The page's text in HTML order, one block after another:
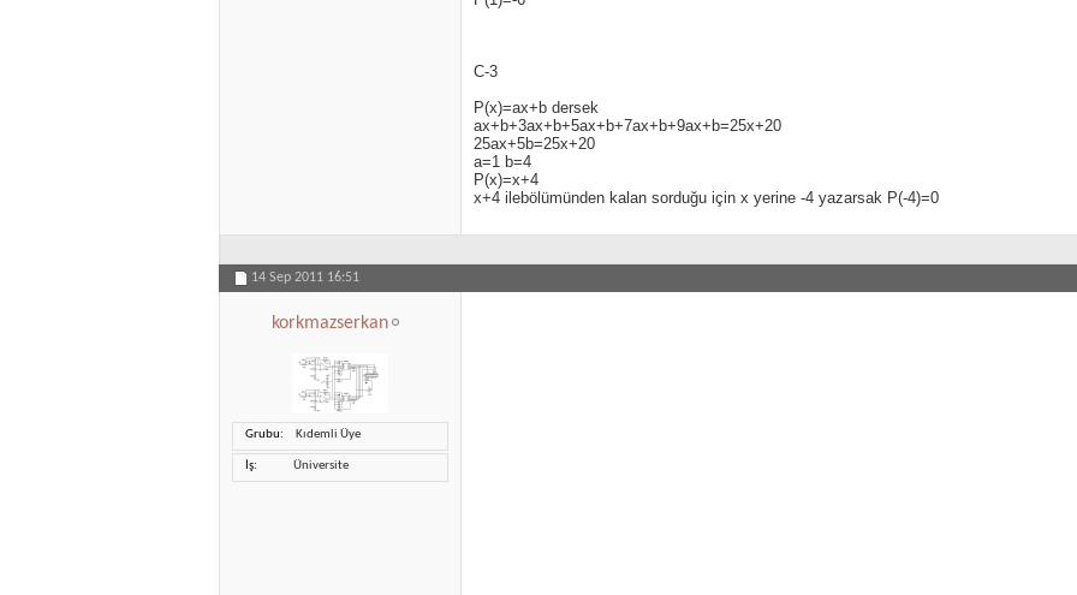
C-3
P(x)=ax+b dersek
ax+b+3ax+b+5ax+b+7ax+b+9ax+b=25x+20
25ax+5b=25x+20
a=1 b=4
P(x)=x+4
x+4 ilebölümünden kalan sorduğu için x yerine -4 yazarsak P(-4)=0
14 Sep 2011 16:51
korkmazserkan
Grubu Kıdemli Üye
İş Üniversite